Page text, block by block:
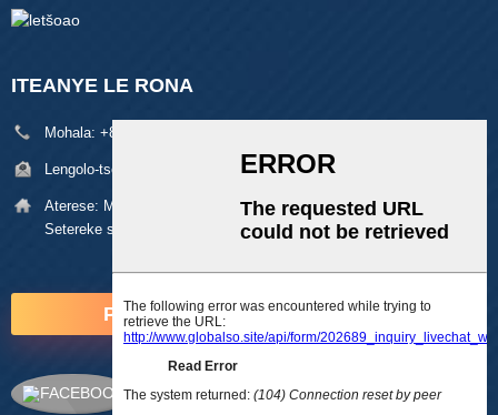
ITEANYE LE RONA
Mohala: +86 18929329313
Lengolo-tsoibila: alan@pftworld.com
Aterese: Mohaho oa 49, Fumin Industrial Park, Motse oa Pinghu,
Setereke sa Longgang, Shenzhen Zip: 518111
POTSO HONA